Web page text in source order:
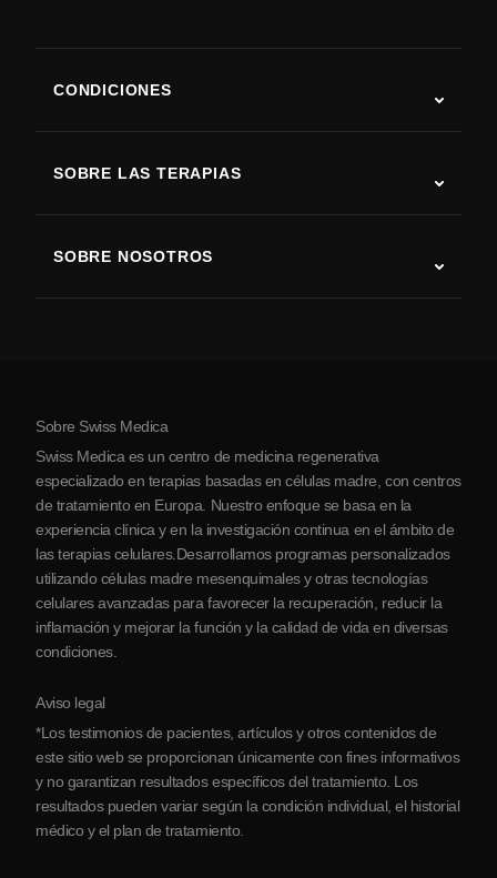
CONDICIONES
Enfermedad de Parkinson
Artritis
SOBRE LAS TERAPIAS
SOBRE NOSOTROS
Sobre Serbia
Colaboraciones
Sobre Swiss Medica
Swiss Medica es un centro de medicina regenerativa
especializado en terapias basadas en células madre, con centros
de tratamiento en Europa. Nuestro enfoque se basa en la
experiencia clínica y en la investigación continua en el ámbito de
las terapias celulares.Desarrollamos programas personalizados
utilizando células madre mesenquimales y otras tecnologías
celulares avanzadas para favorecer la recuperación, reducir la
inflamación y mejorar la función y la calidad de vida en diversas
condiciones.
Aviso legal
*Los testimonios de pacientes, artículos y otros contenidos de
este sitio web se proporcionan únicamente con fines informativos
y no garantizan resultados específicos del tratamiento. Los
resultados pueden variar según la condición individual, el historial
médico y el plan de tratamiento.